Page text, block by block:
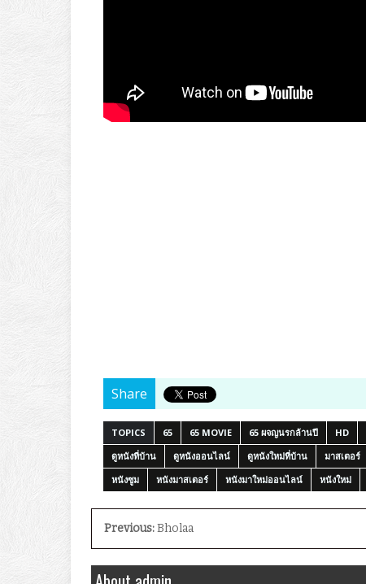
Share
TOPICS 65 65 MOVIE 65 ผจญนรกล้านปี HD
ดูหนังที่บ้าน
ดูหนังออนไลน์ ดูหนังใหม่ที่บ้าน มาสเตอร์
หนังซูม
หนังมาสเตอร์ หนังมาใหม่ออนไลน์ หนังใหม่
Previous:Bholaa